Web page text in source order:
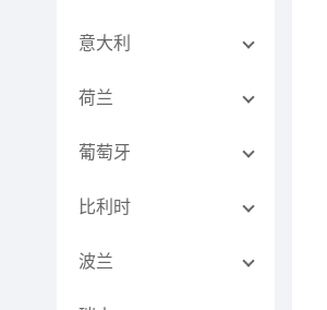
意大利
荷兰
葡萄牙
比利时
波兰